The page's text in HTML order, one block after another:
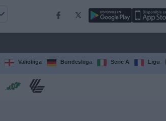
Valioliiga Bundesliiga Serie A Ligue 1